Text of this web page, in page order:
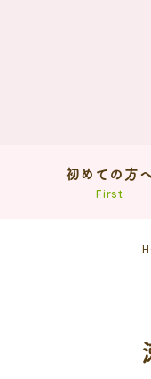
初めての方
First
よくあるご質問